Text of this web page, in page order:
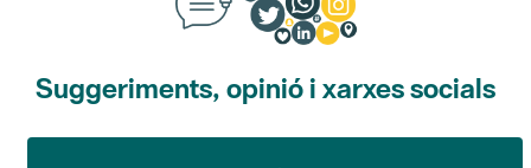
Suggeriments, opinió i xarxes socials